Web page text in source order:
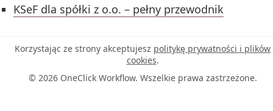
KSeF dla spółki z o.o. – pełny przewodnik
Korzystając ze strony akceptujesz politykę prywatności i plików
cookies.
© 2026 OneClick Workflow. Wszelkie prawa zastrzeżone.